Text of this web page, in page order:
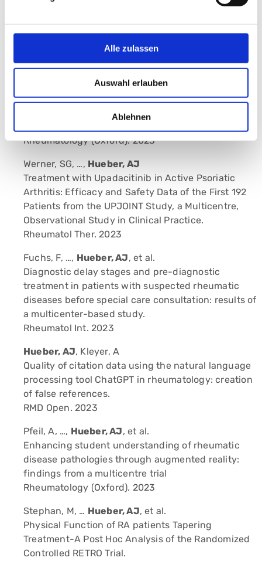
Alle zulassen
Auswahl erlauben
Ablehnen
Baur, V, …,
autoinflammatory systemic disease with
dermatologic manifestations.
J Dtsch Dermatol Ges. 2023
Hueber, AJ
Screening for psoriatic arthritis in dermatological
settings-are handheld ultrasound devices the
Rheumatology (Oxford). 2023
Werner, SG, …, Hueber, AJ
Treatment with Upadacitinib in Active Psoriatic
Arthritis: Efficacy and Safety Data of the First 192
Patients from the UPJOINT Study, a Multicentre,
Observational Study in Clinical Practice.
Rheumatol Ther. 2023
Fuchs, F, …, Hueber, AJ, et al.
Diagnostic delay stages and pre-diagnostic
treatment in patients with suspected rheumatic
diseases before special care consultation: results of
a multicenter-based study.
Rheumatol Int. 2023
Hueber, AJ, Kleyer, A
Quality of citation data using the natural language
processing tool ChatGPT in rheumatology: creation
of false references.
RMD Open. 2023
Pfeil, A, …, Hueber, AJ, et al.
Enhancing student understanding of rheumatic
disease pathologies through augmented reality:
findings from a multicentre trial
Rheumatology (Oxford). 2023
Stephan, M, … Hueber, AJ, et al.
Physical Function of RA patients Tapering
Treatment-A Post Hoc Analysis of the Randomized
Controlled RETRO Trial.